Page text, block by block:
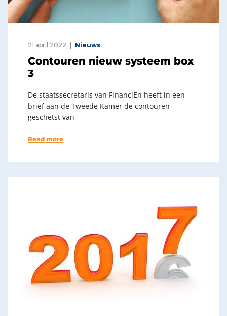
21 april 2022 Nieuws
Contouren nieuw systeem box
3
De staatssecretaris van FinanciËn heeft in een
brief aan de Tweede Kamer de contouren
geschetst van
Read more